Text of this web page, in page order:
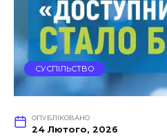
СУСПІЛЬСТВО
ОПУБЛІКОВАНО
24 Лютого, 2026